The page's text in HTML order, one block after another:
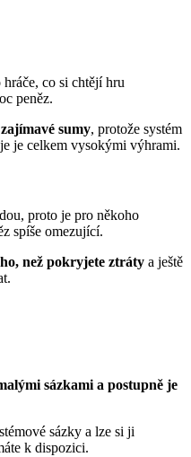
co si chtějí hru
peněz.
sumy, protože systém
je celkem vysokými výhrami.
proto je pro někoho
spíše omezující.
než pokryjete ztráty a ještě
sázkami a postupně je
sázky a lze si ji
k dispozici.